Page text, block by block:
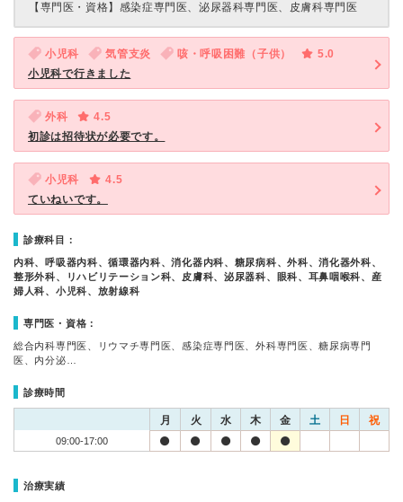
【専門医・資格】 感染症専門医、泌尿器科専門医、皮膚科専門医
小児科 気管支炎 咳・呼吸困難（子供）
5.0
小児科で行きました
外科
4.5
初診は招待状が必要です。
小児科
4.5
ていねいです。
診療科目：
内科、呼吸器内科、循環器内科、消化器内科、糖尿病科、外科、消化器外科、
整形外科、リハビリテーション科、皮膚科、泌尿器科、眼科、耳鼻咽喉科、産
婦人科、小児科、放射線科
専門医・資格：
総合内科専門医、リウマチ専門医、感染症専門医、外科専門医、糖尿病専門
医、内分泌…
診療時間
月 火 水 木 金 土 日 祝
09:00-17:00
治療実績